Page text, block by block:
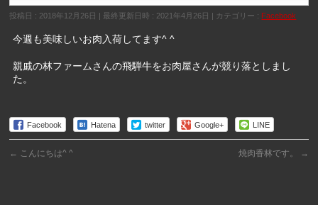
投稿日 : 2018年12月26日 最終更新日時 : 2021年4月26日 カテゴリー : Facebook
今週も美味しいお肉入荷してます^ ^
親戚の林ファームさんの飛騨牛をお肉屋さんが競り落としまし
た。
Facebook Hatena twitter Google+ LINE
← こんにちは^ ^ 焼肉香林です。 →